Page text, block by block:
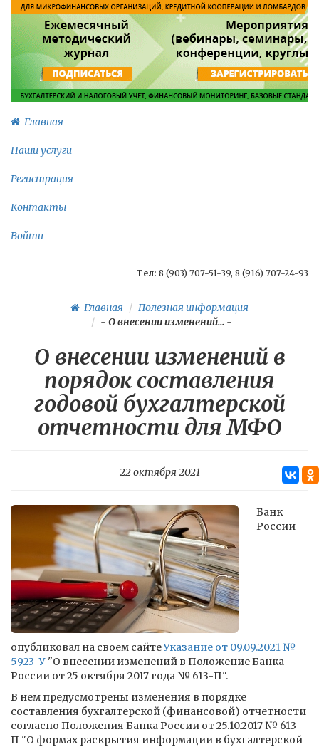
Главная
Наши услуги
Регистрация
Контакты
Войти
Тел: 8 (903) 707-51-39, 8 (916) 707-24-93
Главная
Полезная информация
- О внесении изменений...-
О внесении изменений в
порядок составления
годовой бухгалтерской
отчетности для МФО
22 октября 2021
Банк
России
опубликовал на своем сайтеУказание от 09.09.2021 №
5923-У "О внесении изменений в Положение Банка
России от 25 октября 2017 года № 613-П".
В нем предусмотрены изменения в порядке
составления бухгалтерской (финансовой) отчетности
согласно Положения Банка России от 25.10.2017 № 613-
П "О формах раскрытия информации в бухгалтерской